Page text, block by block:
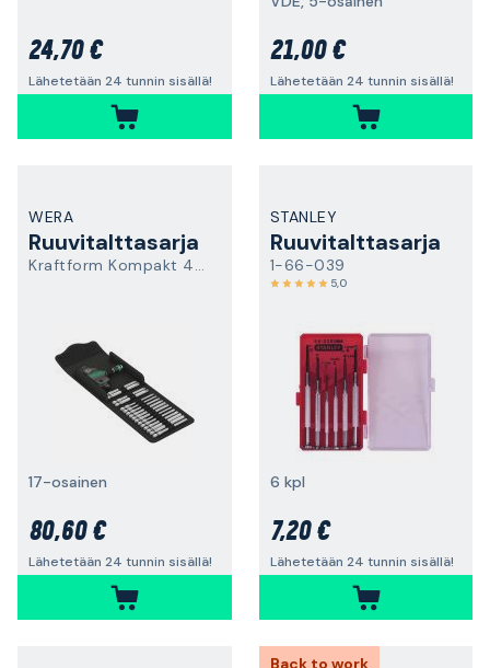
24,70 €
Lähetetään 24 tunnin sisällä!
21,00 €
Lähetetään 24 tunnin sisällä!
WERA
Ruuvitalttasarja
Kraftform Kompakt 400
17-osainen
80,60 €
Lähetetään 24 tunnin sisällä!
STANLEY
Ruuvitalttasarja
1-66-039
5,0
6 kpl
7,20 €
Lähetetään 24 tunnin sisällä!
Back to work